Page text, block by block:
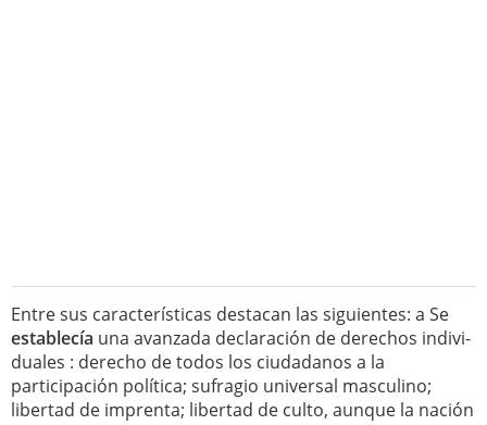
Entre sus características destacan las siguientes: a Se
establecía una avanzada declaración de derechos indivi-
duales : derecho de todos los ciudadanos a la
participación política; sufragio universal masculino;
libertad de imprenta; libertad de culto, aunque la nación